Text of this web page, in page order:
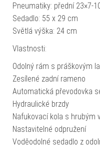
Pneumatiky: přední 23×7-
Sedadlo: 55 x 29 cm
Světlá výška: 24 cm
Vlastnosti:
Odolný rám s práškovým
Zesílené zadní rameno
Automatická převodovka
Hydraulické brzdy
Nafukovací kola s hrubým
Nastavitelné odpružení
Voděodolné sedadlo z